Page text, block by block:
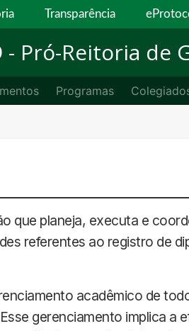
Transparência
- Pró-Reitoria de
Programas
que planeja, executa e
referentes ao registro de
acadêmico de
gerenciamento implica a